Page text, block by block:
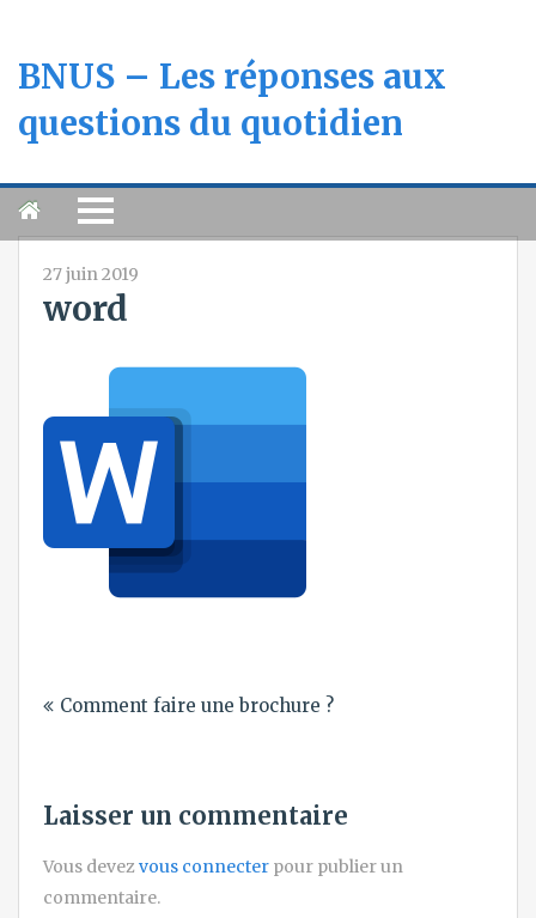
BNUS – Les réponses aux
questions du quotidien
27 juin 2019
word
deComment faire une brochure ?
Laisser un commentaire
Vous devezvous connecter pour publier un
commentaire.